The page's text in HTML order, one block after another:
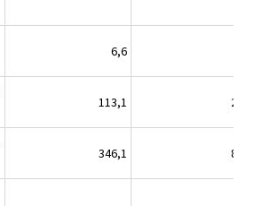
6,6
113,1 20,4
346,1 89,7